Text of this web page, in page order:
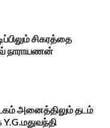
சிகரத்தை
நாராயணன்
அனைத்திலும் தடம்
Y.G.மதுவந்தி